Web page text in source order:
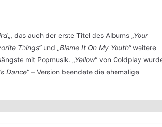
„, das auch der erste Titel des Albums „Your
Things“ und „Blame It On My Youth“weitere
mit Popmusik. „Yellow“ von Coldplay
Dance“ – Version beendete die ehemalige